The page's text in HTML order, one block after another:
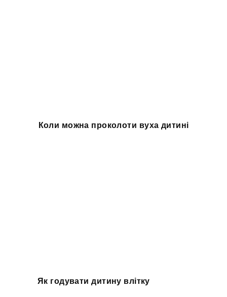
Коли можна проколоти вуха дитині
Як годувати дитину влітку